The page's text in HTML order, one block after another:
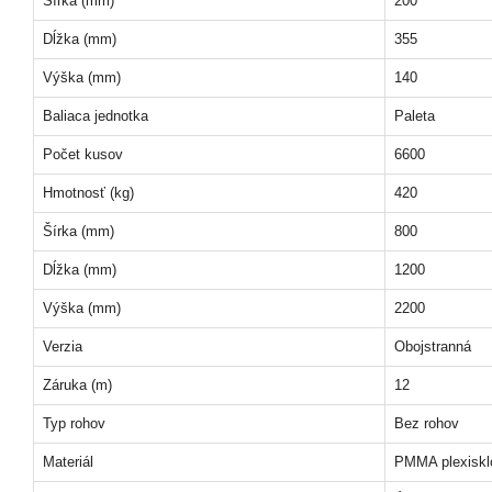
Dĺžka (mm) 355
Výška (mm) 140
Baliaca jednotka Paleta
Počet kusov 6600
Hmotnosť (kg) 420
Šírka (mm) 800
Dĺžka (mm) 1200
Výška (mm) 2200
Verzia Obojstranná
Záruka (m) 12
Typ rohov Bez rohov
Materiál PMMA